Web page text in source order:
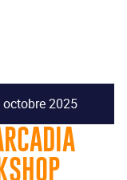
octobre 2025